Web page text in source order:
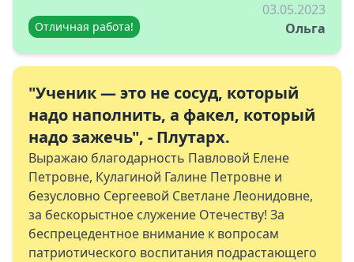
Отличная работа!
03.05.2023
Ольга
"Ученик — это не сосуд, который
надо наполнить, а факел, который
надо зажечь", - Плутарх.
Выражаю благодарность Павловой Елене
Петровне, Кулагиной Галине Петровне и
безусловно Сергеевой Светлане Леонидовне,
за бескорыстное служение Отечеству! За
беспрецедентное внимание к вопросам
патриотического воспитания подрастающего